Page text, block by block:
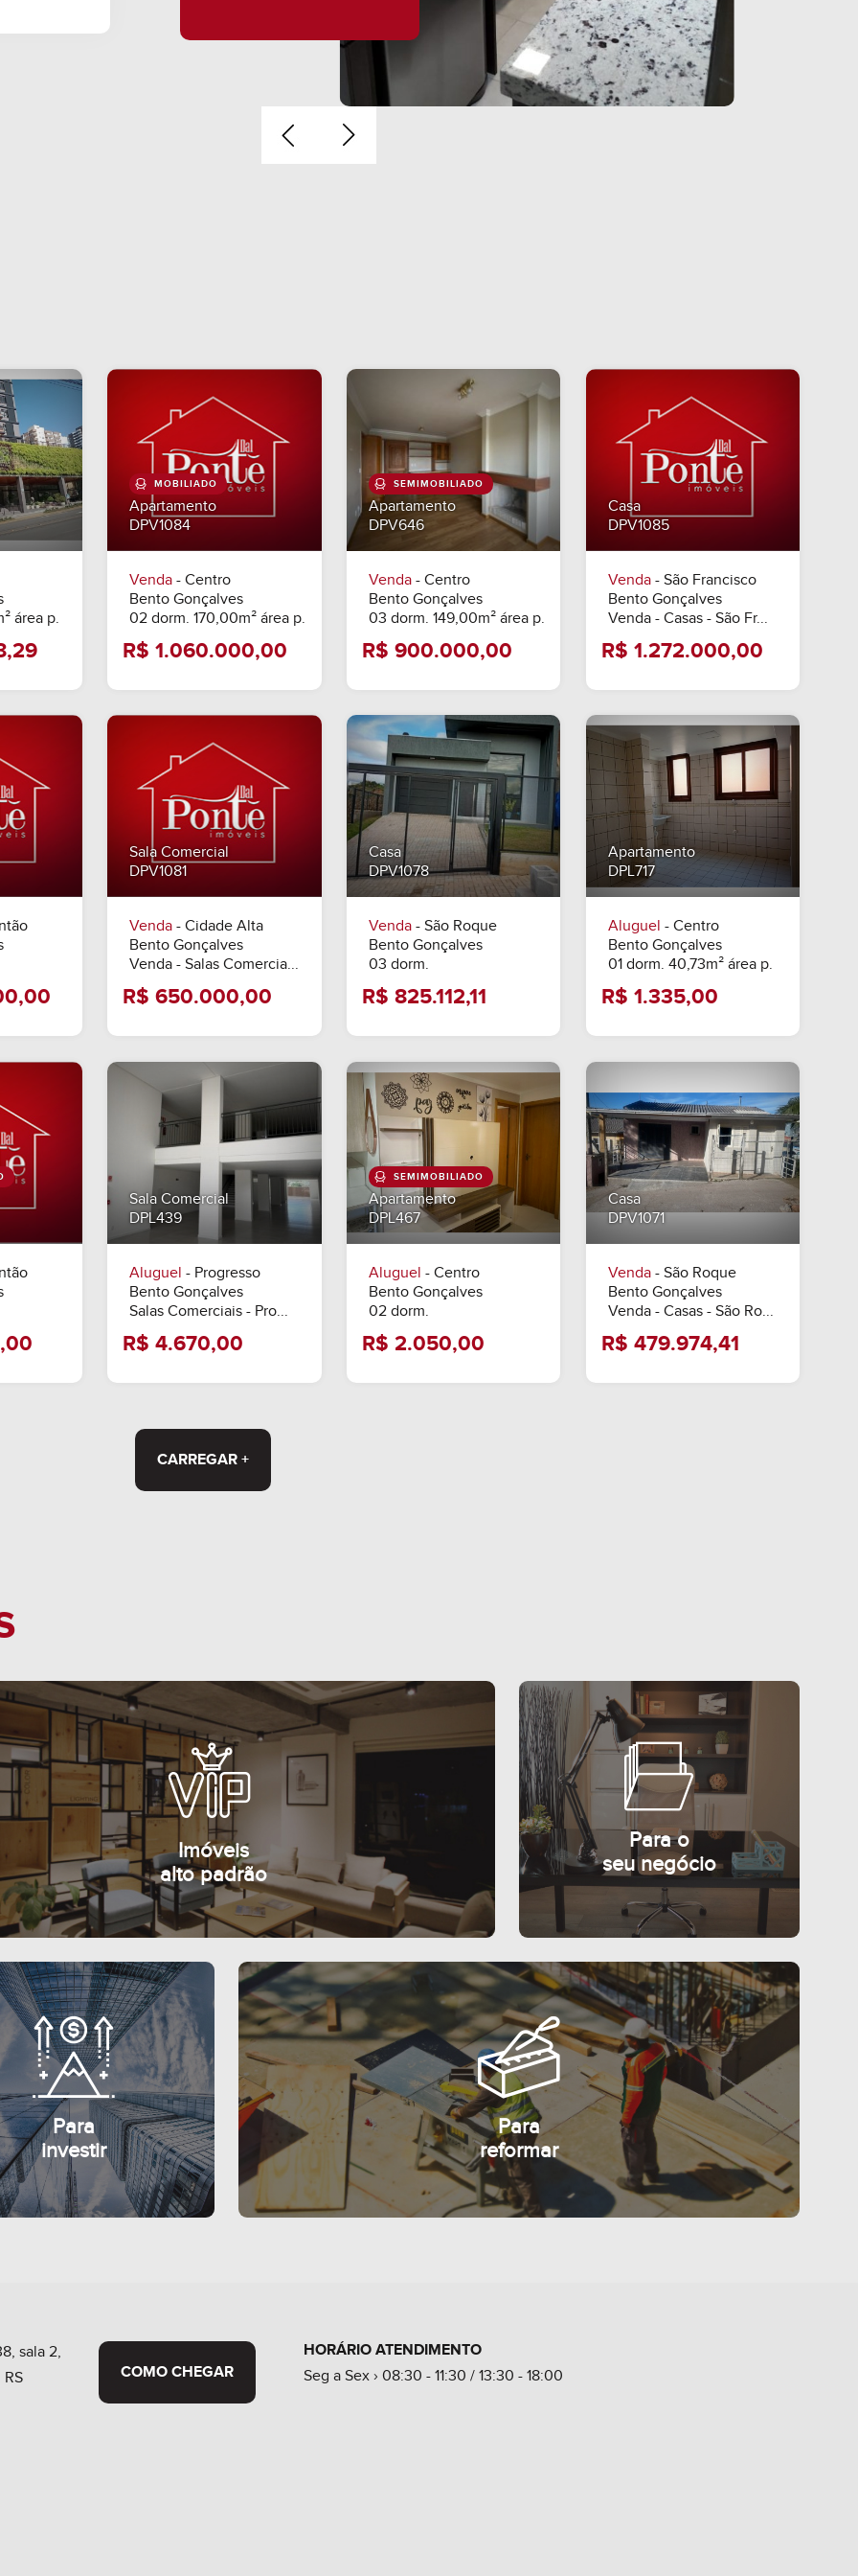
área p.
MOBILIADO
Apartamento
DPV1084
Venda- Centro
Bento Gonçalves
02 dorm. 170,00m² área p.
R$ 1.060.000,00
SEMIMOBILIADO
Apartamento
DPV646
Venda- Centro
Bento Gonçalves
03 dorm. 149,00m² área p.
R$ 900.000,00
Casa
DPV1085
Venda- São Francisco
Bento Gonçalves
Venda - Casas - São Fr...
R$
Sala Comercial
DPV1081
Venda- Cidade Alta
Bento Gonçalves
Venda - Salas Comercia...
R$ 650.000,00
Casa
DPV1078
Venda- São Roque
Bento Gonçalves
03 dorm.
R$ 825.112,11
Apartamento
DPL717
Aluguel - Centro
Bento Gonçalves
01 dorm. 40,73m² área p.
R$ 1.335,00
Sala Comercial
DPL439
Aluguel - Progresso
Bento Gonçalves
Salas Comerciais - Pro...
SEMIMOBILIADO
Apartamento
DPL467
Aluguel - Centro
Bento Gonçalves
02 dorm.
Casa
DPV1071
Venda- São Roque
Bento Gonçalves
Venda - Casas - São Ro...
CARREGAR +
Imóveis
alto padrão
Para o
seu negócio
sala 2,
COMO CHEGAR
HORÁRIO ATENDIMENTO
Seg a Sex › 08:30 - 11:30 / 13:30 - 18:00